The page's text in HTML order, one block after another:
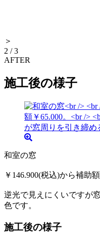
＞
2 /3
AFTER
施工後の様子
和室の窓
￥146.900(税込)から補助額
逆光で見えにくいですが
色です。
施工後の様子